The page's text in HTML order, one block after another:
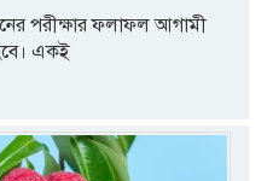
পরীক্ষার ফলাফল আগামী
একই